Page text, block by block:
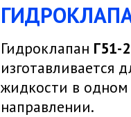
Гидроклапан Г51-
изготавливается
жидкости в одном
направлении.